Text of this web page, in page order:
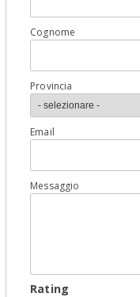
Cognome
Provincia
Email
Messaggio
Rating